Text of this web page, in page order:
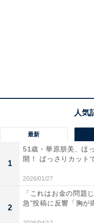
最新
1
51歳・華原朋美、ほ
開！ ばっさりカット
2026/01/27
2
「これはお金の問題
急”投稿に反響「胸